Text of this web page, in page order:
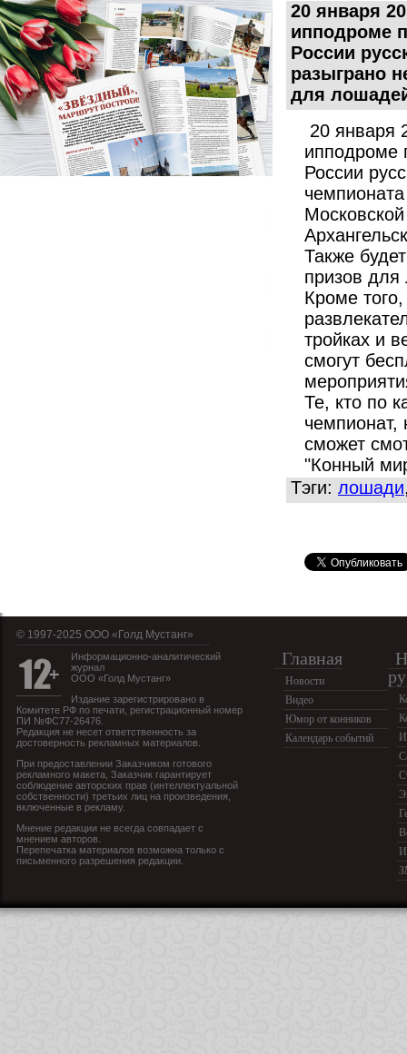
20 января
ипподроме
России
разыграно
для
20 января
ипподроме
России
Также
призов
Кроме
тройках и
смогут
Те, кто по
чемпионат,
сможет
"Конный
Тэги: лошади
© 1997-2025 OOO «Голд Мустанг»
Информационно-аналитический
журнал
ООО «Голд Мустанг»
Издание зарегистрировано в
Комитете РФ по печати, регистрационный номер
ПИ №ФС77-26476.
Редакция не несет ответственность за
достоверность рекламных материалов.
При предоставлении Заказчиком готового
рекламного макета, Заказчик гарантирует
соблюдение авторских прав (интеллектуальной
собственности) третьих лиц на произведения,
включенные в рекламу.
Мнение редакции не всегда совпадает с
мнением авторов.
Перепечатка материалов возможна только с
письменного разрешения редакции.
Главная
Новости
Видео
Юмор от конников
Календарь событий